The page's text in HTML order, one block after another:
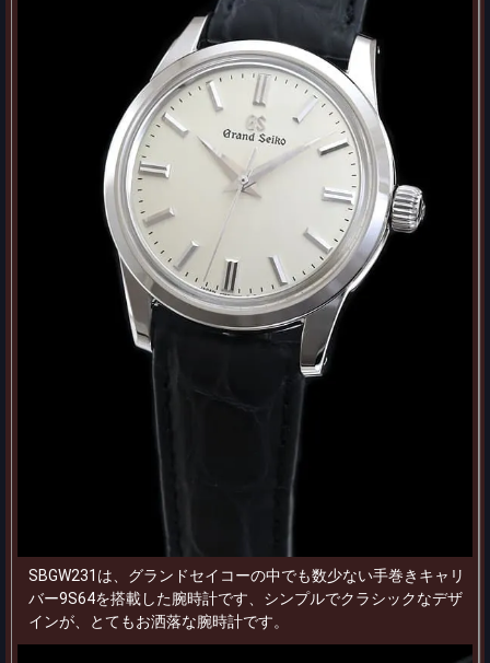
SBGW231は、グランドセイコーの中でも数少ない手巻きキャリ
バー9S64を搭載した腕時計です、シンプルでクラシックなデザ
インが、とてもお洒落な腕時計です。